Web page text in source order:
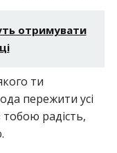
отримувати
ти
пережити усі
тобою радість,